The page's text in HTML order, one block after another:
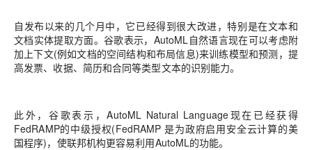
自发布以来的几个月中，它已经得到很大改进，特别是在文本和
文档实体提取方面。谷歌表示，AutoML自然语言现在可以考虑附
加上下文(例如文档的空间结构和布局信息)来训练模型和预测，提
高发票、收据、简历和合同等类型文本的识别能力。
此外，谷歌表示，AutoML Natural Language现在已经获得
FedRAMP的中级授权(FedRAMP 是为政府启用安全云计算的美
国程序)，使联邦机构更容易利用AutoML的功能。